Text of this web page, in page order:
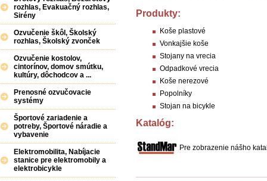
Produkty:
Koše plastové
Vonkajšie koše
Stojany na vrecia
Odpadkové vrecia
Koše nerezové
Popolníky
Stojan na bicykle
Katalóg:
Pre zobrazenie nášho
rozhlas, Evakuačný rozhlas,
Sirény
Ozvučenie škôl, Školský
rozhlas, Školský zvonček
Ozvučenie kostolov,
cintorínov, domov smútku,
kultúry, dôchodcov a ...
Prenosné ozvučovacie
systémy
Športové zariadenie a
potreby, Športové náradie a
vybavenie
Elektromobilita, Nabíjacie
stanice pre elektromobily a
elektrobicykle